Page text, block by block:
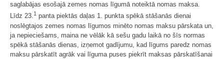
saglabājas esošajā zemes nomas līgumā noteiktā nomas maksa.
Līdz 23.1 panta piektās daļas 1. punkta spēkā stāšanās dienai
noslēgtajos zemes nomas līgumos minēto nomas maksu pārskata un,
ja nepieciešams, maina ne vēlāk kā sešu gadu laikā no šīs normas
spēkā stāšanās dienas, izņemot gadījumu, kad līgums paredz nomas
maksu pārskatīt agrāk vai līguma puses piekrīt maksas pārskatīšanai